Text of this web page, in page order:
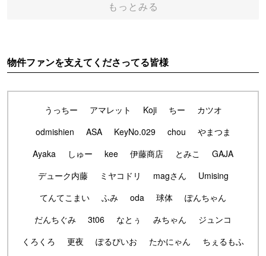
もっとみる
物件ファンを支えてくださってる皆様
うっちー アマレット Koji ちー
カツオ
odmishien
ASA KeyNo.029 chou
やまつま
Ayaka
しゅー kee 伊藤商店 とみこ
GAJA
デューク内藤
ミヤコドリ magさん
Umising
てんてこまい
ふみ oda 球体
ぽんちゃん
だんちぐみ
3t06 なとぅ みちゃん
ジュンコ
くろくろ
更夜 ぽるぴいお たかにゃん
ちぇるもふ